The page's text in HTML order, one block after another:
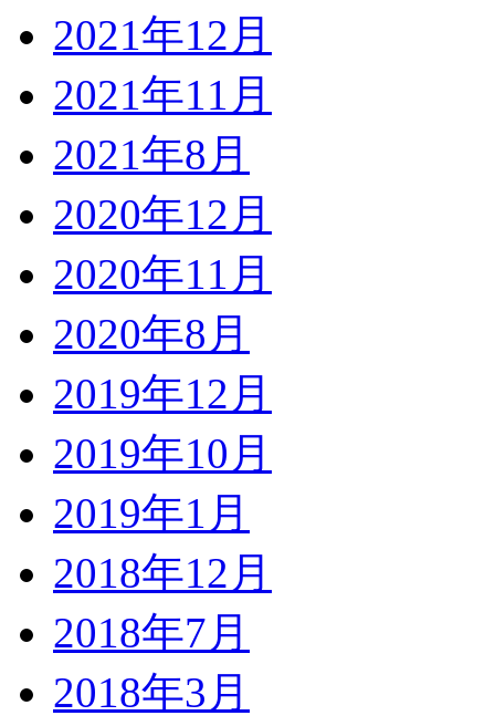
2021年12月
2021年11月
2021年8月
2020年12月
2020年11月
2020年8月
2019年12月
2019年10月
2019年1月
2018年12月
2018年7月
2018年3月